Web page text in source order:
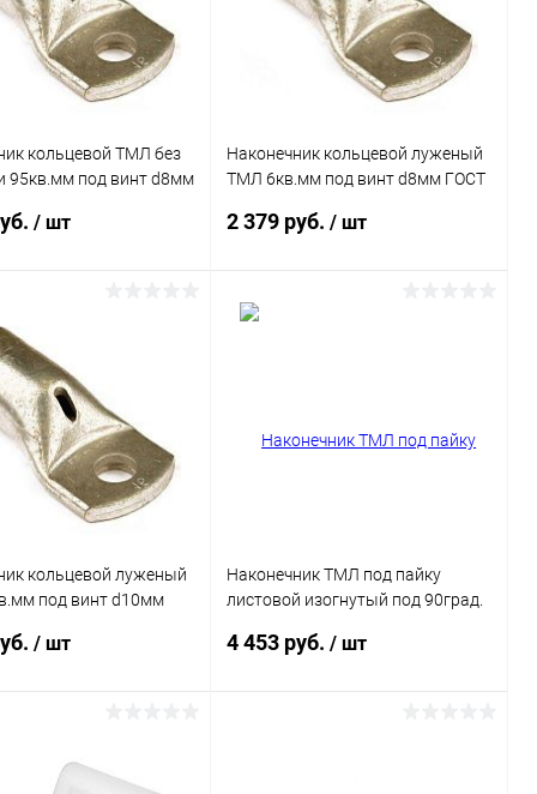
кольцевой ТМЛ без
95кв.мм под винт d8мм
/ шт
в 1 клик
В наличии
Наконечник кольцевой луженый
ТМЛ 6кв.мм под винт d8мм ГОСТ
2 379 руб./ шт
кольцевой луженый
под винт d10мм
/ шт
Наконечник ТМЛ под пайку
листовой изогнутый под 90град.
(уп.100шт) DKC 2E76C
4 453 руб./ шт